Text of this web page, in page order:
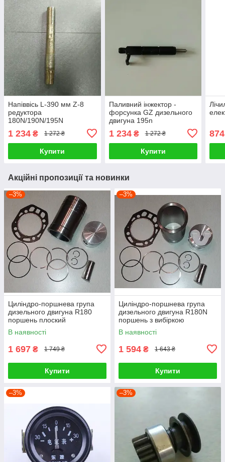
Напіввісь L-390 мм Z-8
редуктора
180N/190N/195N
1 234 ₴ 1 272 ₴
Купити
Паливний інжектор -
форсунка GZ дизельного
двигуна 195n
1 234₴ 1 272 ₴
Купити
874
Акційні пропозиції та новинки
–3%
Циліндро-поршнева група
дизельного двигуна R180
поршень плоский
В наявності
1 697 ₴ 1 749 ₴
Купити
–3%
Циліндро-поршнева група
дизельного двигуна R180N
поршень з вибіркою
В наявності
1 594 ₴ 1 643 ₴
Купити
–3% –3%